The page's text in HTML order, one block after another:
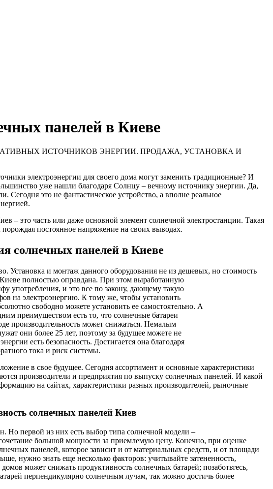
панелей в Киеве
ИСТОЧНИКОВ ЭНЕРГИИ. ПРОДАЖА, УСТАНОВКА И
электроэнергии для своего дома могут заменить традиционные? И
уже нашли благодаря Солнцу – вечному источнику энергии. Да,
Сегодня это не фантастическое устройство, а вполне реальное
– это часть или даже основной элемент солнечной электростанции. Такая
постоянное напряжение на своих выводах.
солнечных панелей в Киеве
Установка и монтаж данного оборудования не из дешевых, но стоимость
полностью оправдана. При этом выработанную
употребления, и это все по закону, дающему такую
на электроэнергию. К тому же, чтобы установить
свободно можете установить ее самостоятельно. А
преимуществом есть то, что солнечные батареи
производительность может снижаться. Немалым
они более 25 лет, поэтому за будущее можете не
есть безопасность. Достигается она благодаря
тока и риск системы.
в свое будущее. Сегодня ассортимент и основные характеристики
производители и предприятия по выпуску солнечных панелей. И какой
на сайтах, характеристики разных производителей, рыночные
солнечных панелей Киев
Но первой из них есть выбор типа солнечной модели –
большой мощности за приемлемую цену. Конечно, при оценке
панелей, которое зависит и от материальных средств, и от площади
нужно знать еще несколько факторов: учитывайте затененность,
может снижать продуктивность солнечных батарей; позаботьтесь,
перпендикулярно солнечным лучам, так можно достичь более